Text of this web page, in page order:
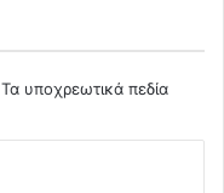
Τα υποχρεωτικά πεδία